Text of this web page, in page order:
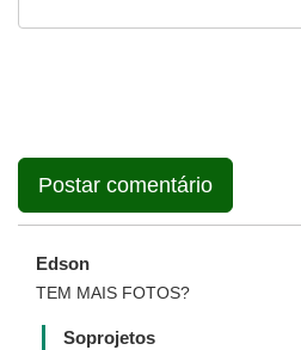
Edson
TEM MAIS FOTOS?
Soprojetos